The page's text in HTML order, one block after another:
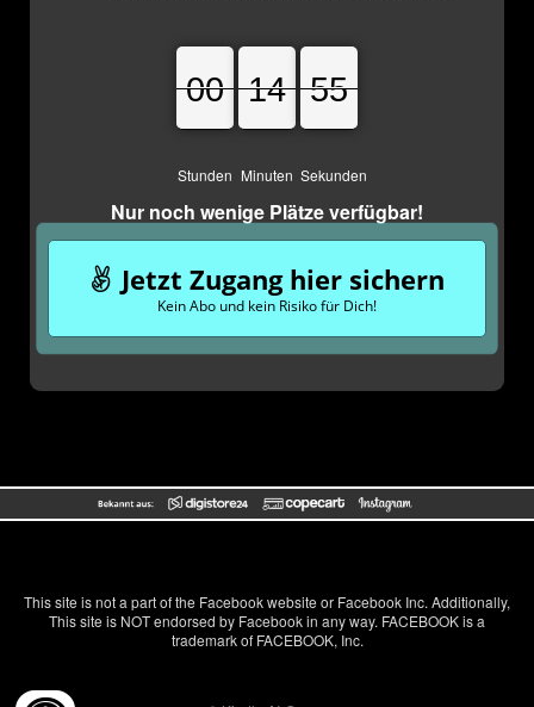
00
00
00
Stunden
14
14
14
Minuten
55
55
56
Sekunden
Nur noch wenige Plätze verfügbar!
Jetzt Zugang hier sichern
Kein Abo und kein Risiko für Dich!
This site is not a part of the Facebook website or Facebook Inc. Additionally,
This site is NOT endorsed by Facebook in any way. FACEBOOK is a
trademark of FACEBOOK, Inc.